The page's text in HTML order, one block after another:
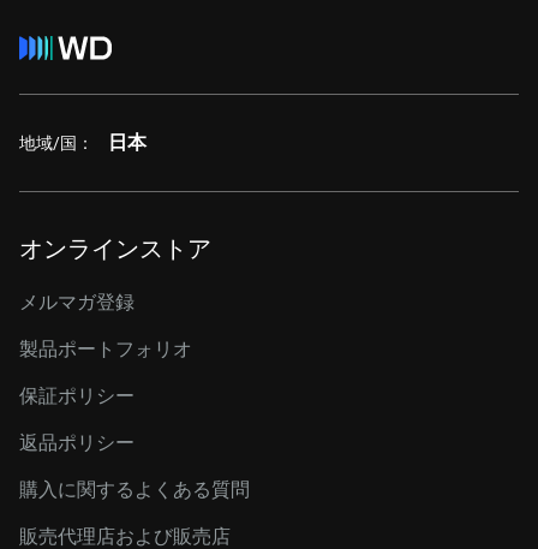
地域/国： 日本
オンラインストア
メルマガ登録
製品ポートフォリオ
保証ポリシー
返品ポリシー
購入に関するよくある質問
販売代理店および販売店